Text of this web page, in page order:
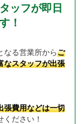
ッフが即日
！
なる営業所からご
なスタッフが出張
張費用などは一切
ださい！